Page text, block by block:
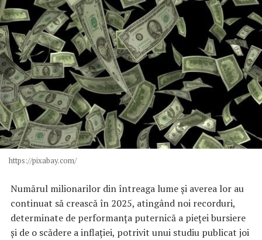
https://pixabay.com/
Numărul milionarilor din întreaga lume şi averea lor au
continuat să crească în 2025, atingând noi recorduri,
determinate de performanţa puternică a pieţei bursiere
şi de o scădere a inflaţiei, potrivit unui studiu publicat joi